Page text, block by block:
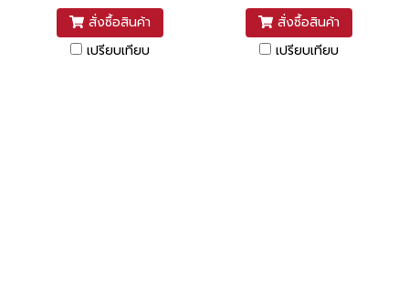
สั่งซื้อสินค้า
เปรียบเทียบ
สั่งซื้อสินค้า
เปรียบเทียบ